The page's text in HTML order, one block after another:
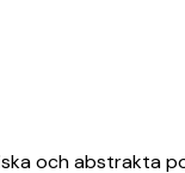
och abstrakta